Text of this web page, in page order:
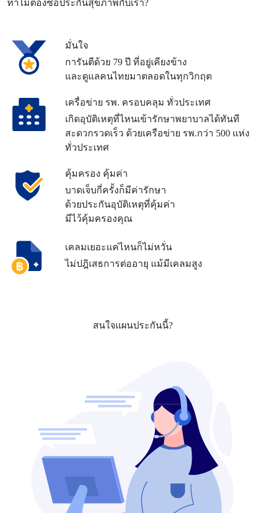
ทำไมต้องซื้อประกันสุขภาพกับเรา?
มั่นใจ
การันตีด้วย 79 ปี ที่อยู่เคียงข้าง
และดูแลคนไทยมาตลอดในทุกวิกฤต
เครื่อข่าย รพ. ครอบคลุม ทั่วประเทศ
เกิดอุบัติเหตุที่ไหนเข้ารักษาพยาบาลได้ทันที
สะดวกรวดเร็ว ด้วยเครือข่าย รพ.กว่า 500 แห่ง
ทั่วประเทศ
คุ้มครอง คุ้มค่า
บาดเจ็บกี่ครั้งก็มีค่ารักษา
ด้วยประกันอุบัติเหตุที่คุ้มค่า
มีไว้คุ้มครองคุณ
เคลมเยอะแค่ไหนก็ไม่หวั่น
ไม่ปฎิเสธการต่ออายุ แม้มีเคลมสูง
สนใจแผนประกันนี้?